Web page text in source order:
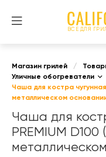
ВСЕ ДЛЯ
Магазин грилей /
Уличные обогреватели
Чаша для костра
металлическом
Чаша для
PREMIUM